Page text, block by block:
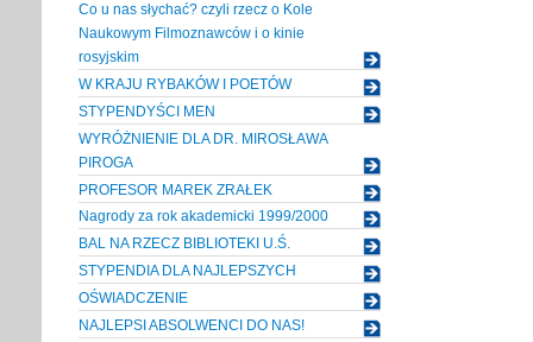
Co u nas słychać? czyli rzecz o Kole
Naukowym Filmoznawców i o kinie
rosyjskim
W KRAJU RYBAKÓW I POETÓW
STYPENDYŚCI MEN
WYRÓŻNIENIE DLA DR. MIROSŁAWA
PIROGA
PROFESOR MAREK ZRAŁEK
Nagrody za rok akademicki 1999/2000
BAL NA RZECZ BIBLIOTEKI U.Ś.
STYPENDIA DLA NAJLEPSZYCH
OŚWIADCZENIE
NAJLEPSI ABSOLWENCI DO NAS!